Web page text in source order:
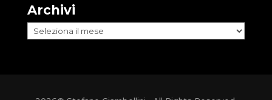
Archivi
Archivi